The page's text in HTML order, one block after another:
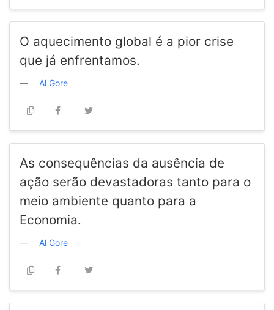
O aquecimento global é a pior crise
que já enfrentamos.
Al Gore
As consequências da ausência de
ação serão devastadoras tanto para o
meio ambiente quanto para a
Economia.
Al Gore